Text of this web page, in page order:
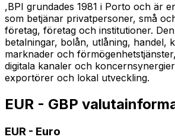
,BPI grundades 1981 i Porto och är
som betjänar privatpersoner, små
företag, företag och institutioner.
betalningar, bolån, utlåning, handel,
marknader och
digitala kanaler och
exportörer och lokal utveckling.
EUR - GBP
EUR - Euro